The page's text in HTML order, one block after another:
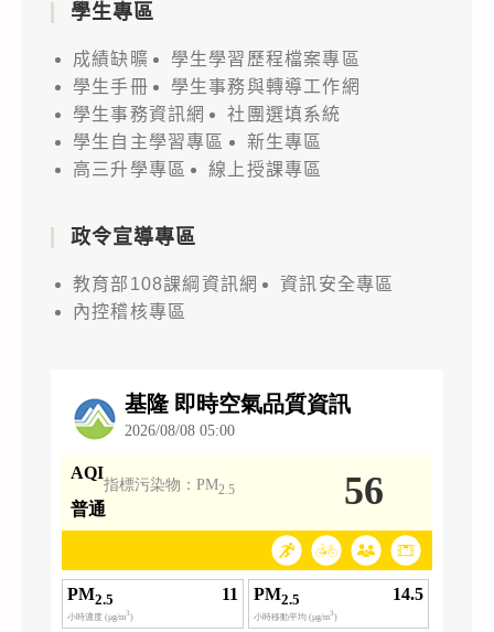
學生專區
成績缺曠
學生學習歷程檔案專區
學生手冊
學生事務與轉導工作網
學生事務資訊網
社團選填系統
學生自主學習專區
新生專區
高三升學專區
線上授課專區
政令宣導專區
教育部108課綱資訊網
資訊安全專區
內控稽核專區